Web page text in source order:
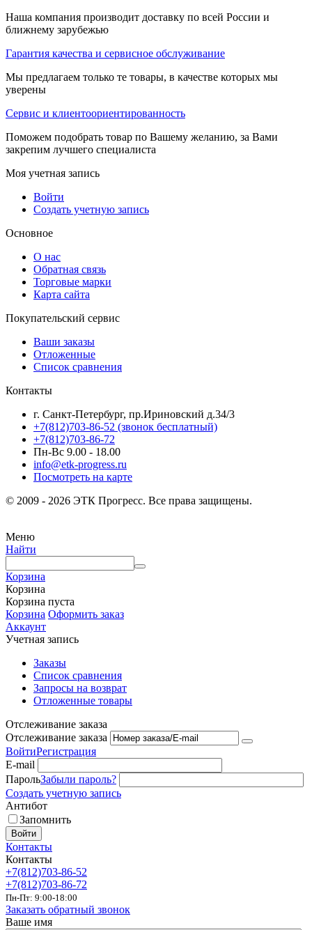
Наша компания производит доставку по всей России и
ближнему зарубежью
Гарантия качества и сервисное обслуживание
Мы предлагаем только те товары, в качестве которых мы
уверены
Сервис и клиентоориентированность
Поможем подобрать товар по Вашему желанию, за Вами
закрепим лучшего специалиста
Моя учетная запись
Войти
Создать учетную запись
Основное
О нас
Обратная связь
Торговые марки
Карта сайта
Покупательский сервис
Ваши заказы
Отложенные
Список сравнения
Контакты
г. Санкт-Петербург, пр.Ириновский д.34/3
+7(812)703-86-52 (звонок бесплатный)
+7(812)703-86-72
Пн-Вс 9.00 - 18.00
info@etk-progress.ru
Посмотреть на карте
© 2009 - 2026 ЭТК Прогресс. Все права защищены.
Меню
Найти
Корзина
Корзина
Корзина пуста
Корзина Оформить заказ
Аккаунт
Учетная запись
Заказы
Список сравнения
Запросы на возврат
Отложенные товары
Отслеживание заказа
Отслеживание заказа
ВойтиРегистрация
E-mail
ПарольЗабыли пароль?
Создать учетную запись
Антибот
Запомнить
Войти
Контакты
Контакты
+7(812)703-86-52
+7(812)703-86-72
Пн-Пт: 9:00-18:00
Заказать обратный звонок
Ваше имя